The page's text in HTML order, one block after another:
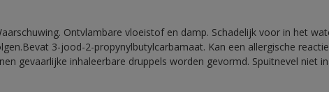
Ontvlambare vloeistof en damp. Schadelijk voor in het
3-jood-2-propynylbutylcarbamaat. Kan een allergische
gevaarlijke inhaleerbare druppels worden gevormd. Spuitnevel niet